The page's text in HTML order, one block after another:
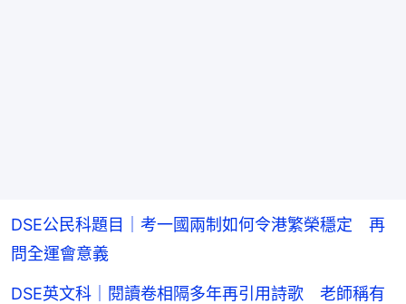
DSE公民科題目｜考一國兩制如何令港繁榮穩定 再
問全運會意義
DSE英文科｜閱讀卷相隔多年再引用詩歌 老師稱有